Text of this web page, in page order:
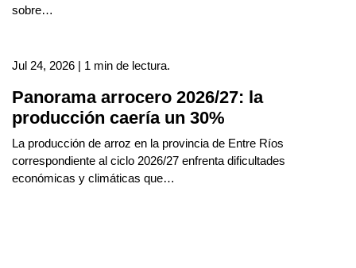
sobre…
Jul 24, 2026 | 1 min de lectura.
Panorama arrocero 2026/27: la
producción caería un 30%
La producción de arroz en la provincia de Entre Ríos
correspondiente al ciclo 2026/27 enfrenta dificultades
económicas y climáticas que…